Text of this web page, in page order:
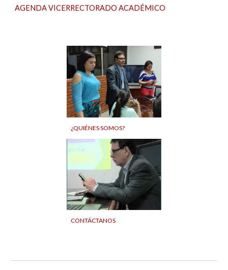
AGENDA VICERRECTORADO ACADÉMICO
¿QUIÉNES SOMOS?
CONTÁCTANOS